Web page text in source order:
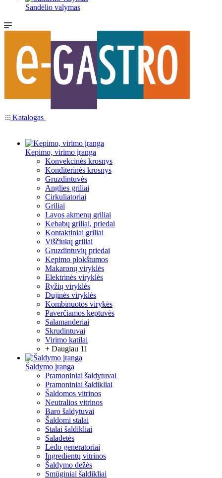
Sandėlio valymas
Katalogas
Kepimo, virimo įranga
Konvekcinės krosnys
Konditerinės krosnys
Gruzdintuvės
Anglies griliai
Cirkuliatoriai
Griliai
Lavos akmenų griliai
Kebabų griliai, priedai
Kontaktiniai griliai
Viščiukų griliai
Gruzdintuvių priedai
Kepimo plokštumos
Makaronų viryklės
Elektrinės viryklės
Ryžių viryklės
Dujinės viryklės
Kombinuotos virykės
Paverčiamos keptuvės
Salamanderiai
Skrudintuvai
Virimo katilai
+ Daugiau 11
Šaldymo įranga
Pramoniniai šaldytuvai
Pramoniniai šaldikliai
Šaldomos vitrinos
Neutralios vitrinos
Baro šaldytuvai
Šaldomi stalai
Stalai šaldikliai
Saladetės
Ledo generatoriai
Ingredientų vitrinos
Šaldymo dežės
Smūginiai šaldikliai